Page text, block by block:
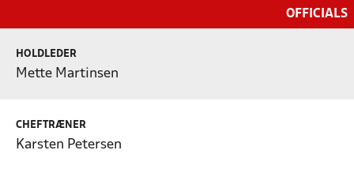
OFFICIALS
HOLDLEDER
Mette Martinsen
CHEFTRÆNER
Karsten Petersen